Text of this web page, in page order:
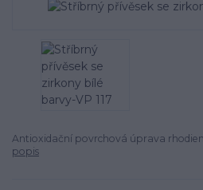
Antioxidační povrchová úprava
popis